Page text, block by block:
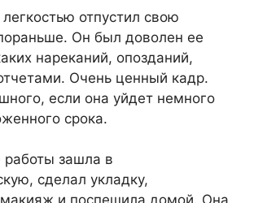
отпустил свою
Он был доволен ее
нареканий, опозданий,
Очень ценный кадр.
если она уйдет немного
срока.​
работы зашла в
сделал укладку,